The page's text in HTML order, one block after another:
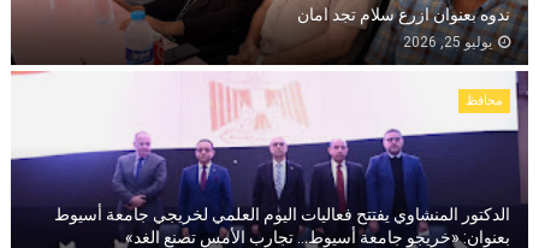
ندوه بعنوان ازرع سلام تجد امان
يوليو 25, 2026
محافظ
الدكتور المنشاوي يفتتح فعاليات اليوم العلمي لخريجي جامعة أسيوط
بعنوان: «خريجو جامعة أسيوط… تجارب الأمس تصنع الغد»